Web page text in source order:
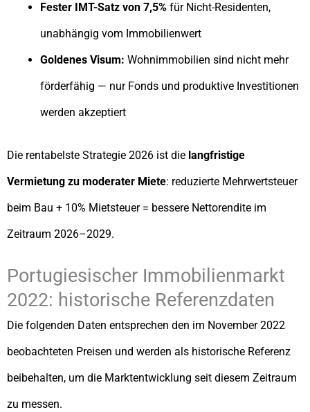
Fester IMT-Satz von 7,5% für Nicht-Residenten,
unabhängig vom Immobilienwert
Goldenes Visum: Wohnimmobilien sind nicht mehr
förderfähig — nur Fonds und produktive Investitionen
werden akzeptiert
Die rentabelste Strategie 2026 ist die langfristige
Vermietung zu moderater Miete: reduzierte Mehrwertsteuer
beim Bau + 10% Mietsteuer = bessere Nettorendite im
Zeitraum 2026–2029.
Portugiesischer Immobilienmarkt
2022: historische Referenzdaten
Die folgenden Daten entsprechen den im November 2022
beobachteten Preisen und werden als historische Referenz
beibehalten, um die Marktentwicklung seit diesem Zeitraum
zu messen.